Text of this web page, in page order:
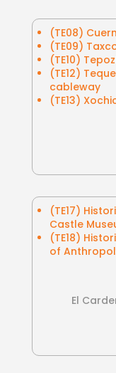
(TE08)
(TE09)
(TE10)
(TE12)
cableway
(TE13)
(TE17)
Castle
(TE18)
of
El